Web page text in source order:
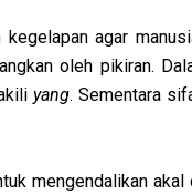
kegelapan agar
oleh pikiran.
yang. Sementara
mengendalikan